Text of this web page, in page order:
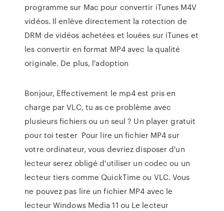
programme sur Mac pour convertir iTunes M4V
vidéos. Il enlève directement la rotection de
DRM de vidéos achetées et louées sur iTunes et
les convertir en format MP4 avec la qualité
originale. De plus, l'adoption
Bonjour, Effectivement le mp4 est pris en
charge par VLC, tu as ce problème avec
plusieurs fichiers ou un seul ? Un player gratuit
pour toi tester Pour lire un fichier MP4 sur
votre ordinateur, vous devriez disposer d'un
lecteur serez obligé d'utiliser un codec ou un
lecteur tiers comme QuickTime ou VLC. Vous
ne pouvez pas lire un fichier MP4 avec le
lecteur Windows Media 11 ou Le lecteur